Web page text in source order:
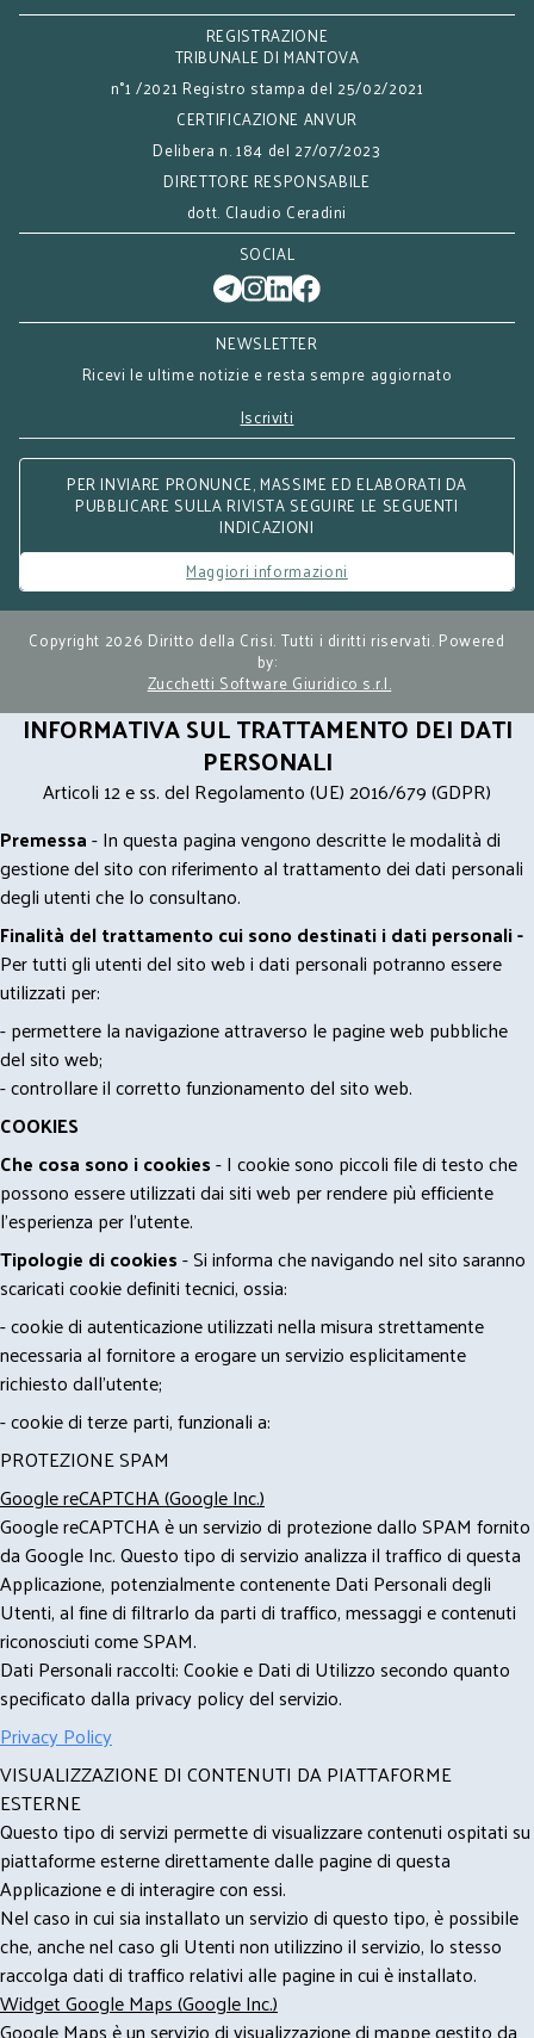
REGISTRAZIONE
TRIBUNALE DI MANTOVA
n°1 /2021 Registro stampa del 25/02/2021
CERTIFICAZIONE ANVUR
Delibera n. 184 del 27/07/2023
DIRETTORE RESPONSABILE
dott. Claudio Ceradini
SOCIAL
NEWSLETTER
Ricevi le ultime notizie e resta sempre aggiornato
Iscriviti
PER INVIARE PRONUNCE, MASSIME ED ELABORATI DA
PUBBLICARE SULLA RIVISTA SEGUIRE LE SEGUENTI
INDICAZIONI
Maggiori informazioni
Copyright 2026 Diritto della Crisi. Tutti i diritti riservati. Powered
by:
Zucchetti Software Giuridico s.r.l.
INFORMATIVA SUL TRATTAMENTO DEI DATI
PERSONALI
Articoli 12 e ss. del Regolamento (UE) 2016/679 (GDPR)
Premessa- In questa pagina vengono descritte le modalità di
gestione del sito con riferimento al trattamento dei dati personali
degli utenti che lo consultano.
Finalità del trattamento cui sono destinati i dati personali -
Per tutti gli utenti del sito web i dati personali potranno essere
utilizzati per:
- permettere la navigazione attraverso le pagine web pubbliche
del sito web;
- controllare il corretto funzionamento del sito web.
COOKIES
Che cosa sono i cookies- I cookie sono piccoli file di testo che
possono essere utilizzati dai siti web per rendere più efficiente
l'esperienza per l'utente.
Tipologie di cookies- Si informa che navigando nel sito saranno
scaricati cookie definiti tecnici, ossia:
- cookie di autenticazione utilizzati nella misura strettamente
necessaria al fornitore a erogare un servizio esplicitamente
richiesto dall'utente;
- cookie di terze parti, funzionali a:
PROTEZIONE SPAM
Google reCAPTCHA (Google Inc.)
Google reCAPTCHA è un servizio di protezione dallo SPAM fornito
da Google Inc. Questo tipo di servizio analizza il traffico di questa
Applicazione, potenzialmente contenente Dati Personali degli
Utenti, al fine di filtrarlo da parti di traffico, messaggi e contenuti
riconosciuti come SPAM.
Dati Personali raccolti: Cookie e Dati di Utilizzo secondo quanto
specificato dalla privacy policy del servizio.
Privacy Policy
VISUALIZZAZIONE DI CONTENUTI DA PIATTAFORME
ESTERNE
Questo tipo di servizi permette di visualizzare contenuti ospitati su
piattaforme esterne direttamente dalle pagine di questa
Applicazione e di interagire con essi.
Nel caso in cui sia installato un servizio di questo tipo, è possibile
che, anche nel caso gli Utenti non utilizzino il servizio, lo stesso
raccolga dati di traffico relativi alle pagine in cui è installato.
Widget Google Maps (Google Inc.)